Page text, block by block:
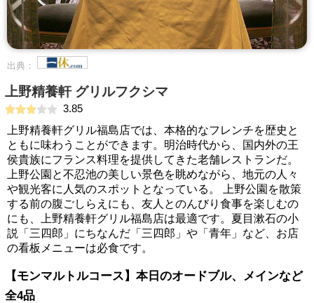
出典：
上野精養軒 グリルフクシマ
3.85
上野精養軒グリル福島店では、本格的なフレンチを歴史と
ともに味わうことができます。明治時代から、国内外の王
侯貴族にフランス料理を提供してきた老舗レストランだ。
上野公園と不忍池の美しい景色を眺めながら、地元の人々
や観光客に人気のスポットとなっている。 上野公園を散策
する前の腹ごしらえにも、友人とのんびり食事を楽しむの
にも、上野精養軒グリル福島店は最適です。夏目漱石の小
説「三四郎」にちなんだ「三四郎」や「青年」など、お店
の看板メニューは必食です。
【モンマルトルコース】本日のオードブル、メインなど
全4品